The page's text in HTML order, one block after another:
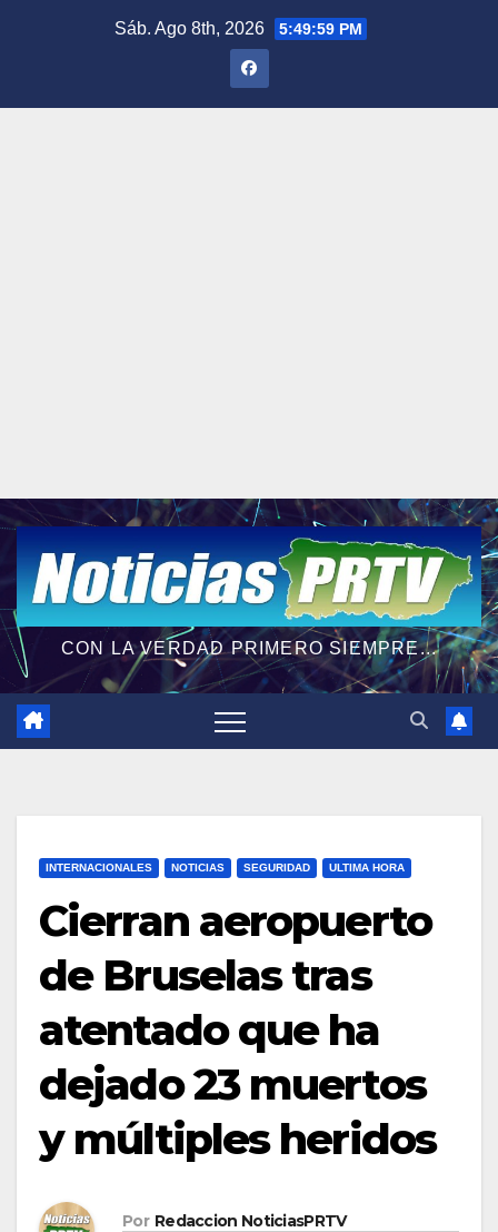
Sáb. Ago 8th, 2026 5:50:00 PM
CON LA VERDAD PRIMERO SIEMPRE...
INTERNACIONALES NOTICIAS SEGURIDAD ULTIMA HORA
Cierran aeropuerto
de Bruselas tras
atentado que ha
dejado 23 muertos
y múltiples heridos
Por Redaccion NoticiasPRTV